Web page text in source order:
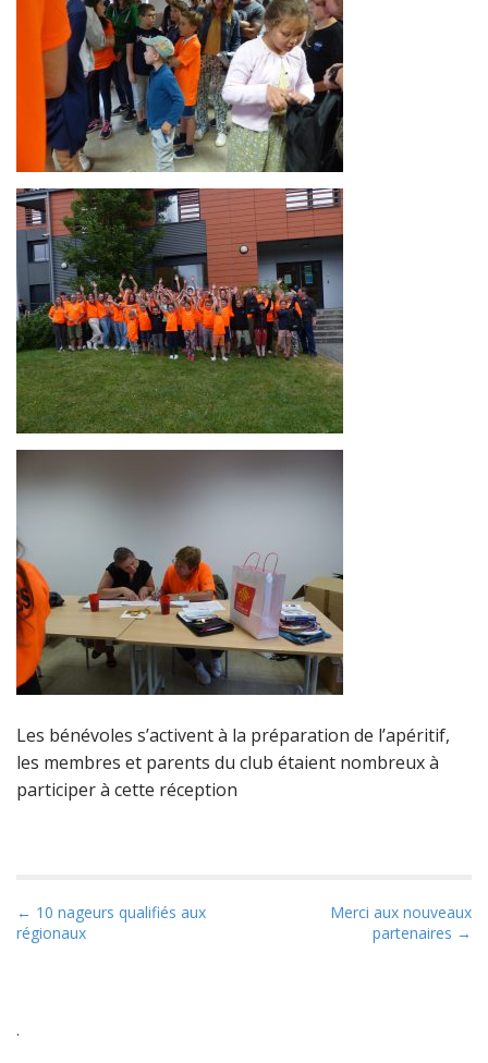
Les bénévoles s’activent à la préparation de l’apéritif,
les membres et parents du club étaient nombreux à
participer à cette réception
P
o
n
← 10 nageurs qualifiés aux
régionaux
Merci aux nouveaux
partenaires →
.